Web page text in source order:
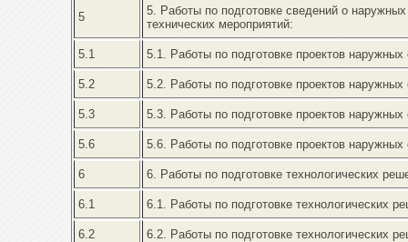
5
5. Работы по подготовке сведений о
технических мероприятий:
5.1 5.1. Работы по подготовке проектов
5.2 5.2. Работы по подготовке проектов
5.3 5.3. Работы по подготовке проектов
5.6 5.6. Работы по подготовке проектов
6 6. Работы по подготовке технологических
6.1 6.1. Работы по подготовке технологических
6.2 6.2. Работы по подготовке технологических